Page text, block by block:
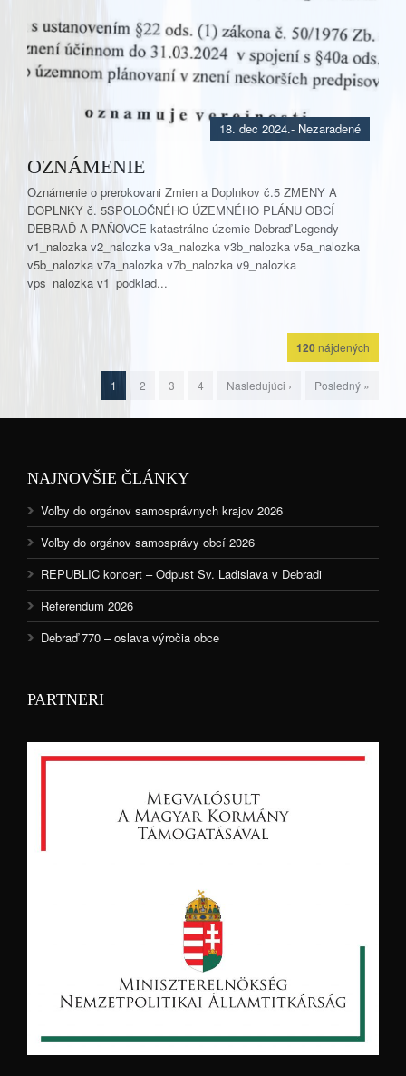
- Nezaradené
18. dec 2024.
OZNÁMENIE
Oznámenie o prerokovani Zmien a Doplnkov č.5 ZMENY A
DOPLNKY č. 5SPOLOČNÉHO ÚZEMNÉHO PLÁNU OBCÍ
DEBRAĎ A PAŇOVCE katastrálne územie Debraď Legendy
v1_nalozka v2_nalozka v3a_nalozka v3b_nalozka v5a_nalozka
v5b_nalozka v7a_nalozka v7b_nalozka v9_nalozka
vps_nalozka v1_podklad...
120 nájdených
1 2 3 4 Nasledujúci › Posledný »
NAJNOVŠIE ČLÁNKY
Voľby do orgánov samosprávnych krajov 2026
Voľby do orgánov samosprávy obcí 2026
REPUBLIC koncert – Odpust Sv. Ladislava v Debradi
Referendum 2026
Debraď 770 – oslava výročia obce
PARTNERI